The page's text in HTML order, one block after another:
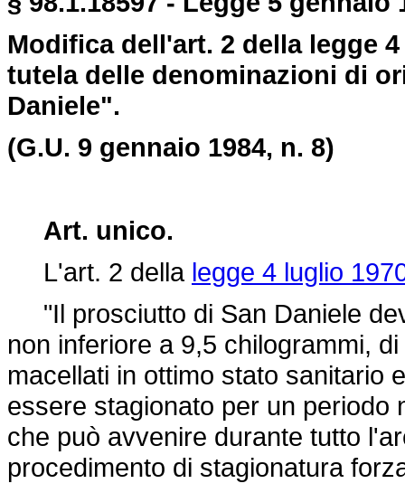
Modifica dell'art. 2 della legge
tutela delle denominazioni di
Daniele".
(G.U. 9 gennaio 1984, n. 8)
Art. unico.
L'art. 2 della legge 4 luglio
"Il prosciutto di San Daniele
non inferiore a 9,5 chilogrammi,
macellati in ottimo stato sanitario
essere stagionato per un periodo
che può avvenire durante tutto
procedimento di stagionatura